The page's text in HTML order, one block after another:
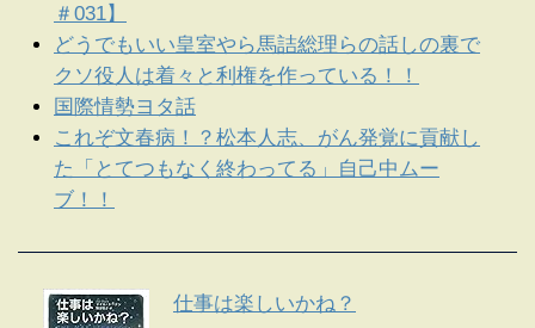
＃031】
どうでもいい皇室やら馬詰総理らの話しの裏で
クソ役人は着々と利権を作っている！！
国際情勢ヨタ話
これぞ文春病！？松本人志、がん発覚に貢献し
た「とてつもなく終わってる」自己中ムー
ブ！！
仕事は楽しいかね？